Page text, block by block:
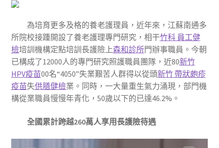
為培育更多及格的養老護理員，近年來，江蘇南通多
所院校接踵開設了養老護理專門研究，相干竹科 員工健
檢培訓機構定點培訓長護險上森和診所門辦事職員。今朝
已構成了12000人的專門研究照護職員團隊，近80新竹
HPV疫苗00名“4050”失業艱苦人群得以從頭新竹 帶狀皰疹
疫苗失供膳健檢業。同時，一大量重生氣力涌現，部門機
構從業職員慢慢年青化，50歲以下的已達46.2%。
全國累計跨越260萬人享用長護險待遇